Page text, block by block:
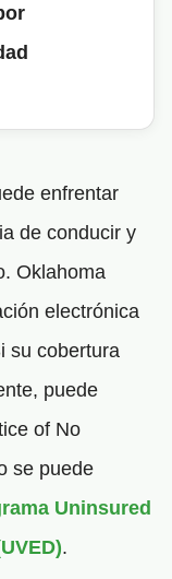
enfrentar
de conducir y
Oklahoma
electrónica
su cobertura
puede
of No
se puede
Uninsured
.